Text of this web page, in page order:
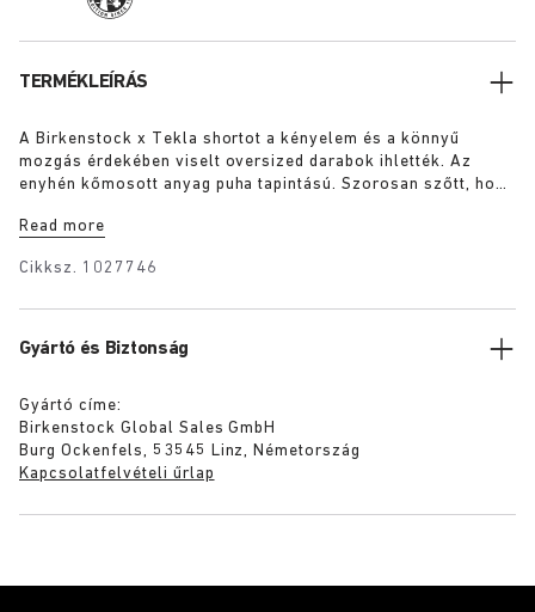
TERMÉKLEÍRÁS
A Birkenstock x Tekla shortot a kényelem és a könnyű
mozgás érdekében viselt oversized darabok ihlették. Az
enyhén kőmosott anyag puha tapintású. Szorosan szőtt, hogy
felhasznált extra hosszú szálak megakadályozzák a
tartó használat után is.
Read more
Cikksz. 1027746
Gyártó és Biztonság
Gyártó címe:
Birkenstock Global Sales GmbH
Burg Ockenfels, 53545 Linz, Németország
Kapcsolatfelvételi űrlap